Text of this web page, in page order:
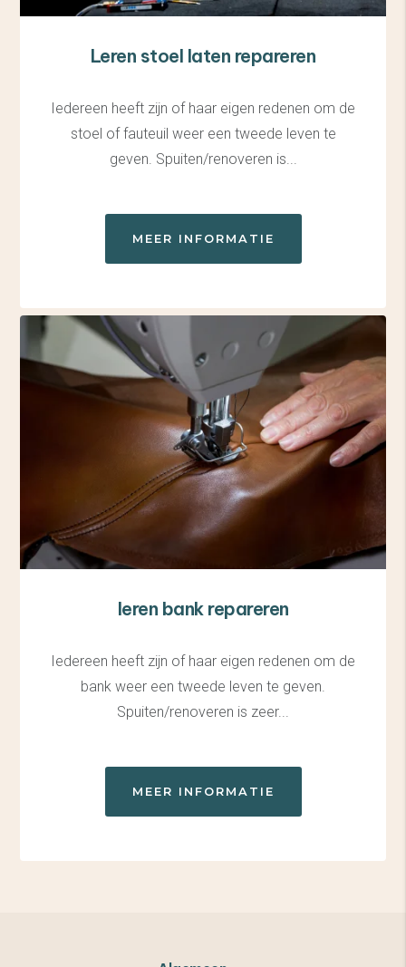
Leren stoel laten repareren
Iedereen heeft zijn of haar eigen redenen om de
stoel of fauteuil weer een tweede leven te
geven. Spuiten/renoveren is...
MEER INFORMATIE
leren bank repareren
Iedereen heeft zijn of haar eigen redenen om de
bank weer een tweede leven te geven.
Spuiten/renoveren is zeer...
MEER INFORMATIE